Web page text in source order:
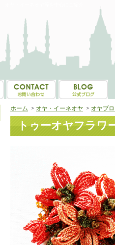
ホーム > オヤ・イーネオヤ > オヤブ
トゥーオヤフラワ